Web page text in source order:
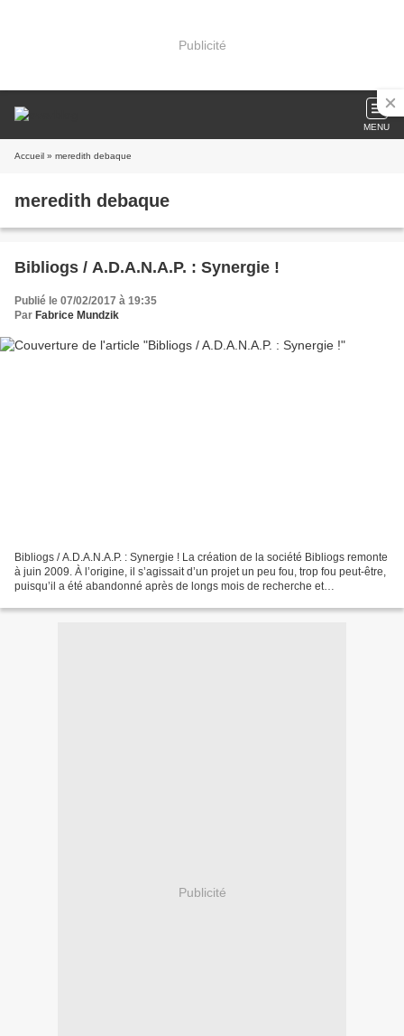
Publicité
MENU
Accueil » meredith debaque
meredith debaque
Bibliogs / A.D.A.N.A.P. : Synergie !
Publié le 07/02/2017 à 19:35
Par Fabrice Mundzik
Bibliogs / A.D.A.N.A.P. : Synergie ! La création de la société Bibliogs remonte
à juin 2009. À l’origine, il s’agissait d’un projet un peu fou, trop fou peut-être,
puisqu’il a été abandonné après de longs mois de recherche et
Publicité